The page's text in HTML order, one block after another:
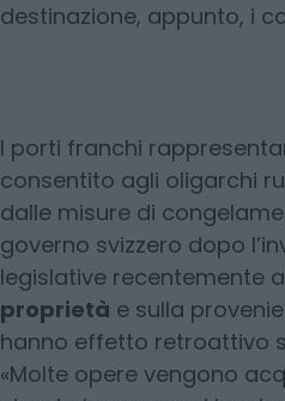
Christie’s di New York dal
I porti franchi
consentito agli oligarchi
dalle misure di
governo svizzero dopo
legislative recentemente